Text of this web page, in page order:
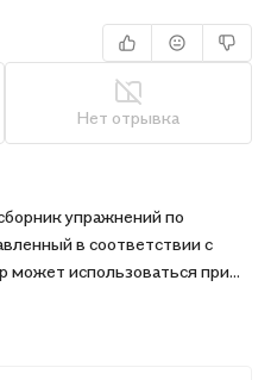
Нет отрывка
упражнений по
в соответствии с
может использоваться при
закрепления изученного